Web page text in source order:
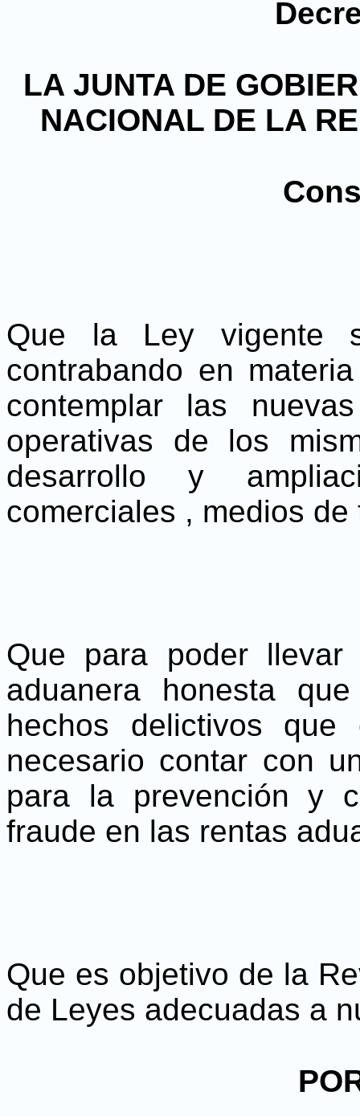
LA JUNTA DE
NACIONAL DE LA
Que la Ley vigente
contrabando en
contemplar las
operativas de los
desarrollo y
comerciales , medios
Que para poder llevar
aduanera honesta
hechos delictivos que
necesario contar con
para la prevención y
fraude en las rentas
Que es objetivo de la
de Leyes adecuadas a